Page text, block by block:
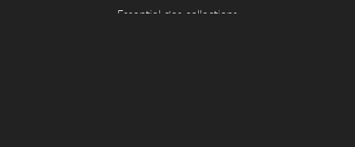
Essentiel des collections